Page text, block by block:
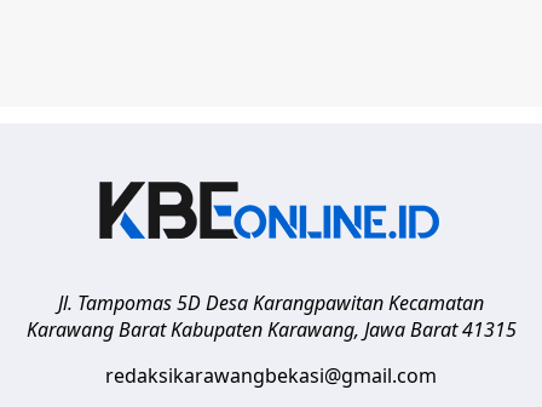
Jl. Tampomas 5D Desa Karangpawitan Kecamatan
Karawang Barat Kabupaten Karawang, Jawa Barat 41315
redaksikarawangbekasi@gmail.com